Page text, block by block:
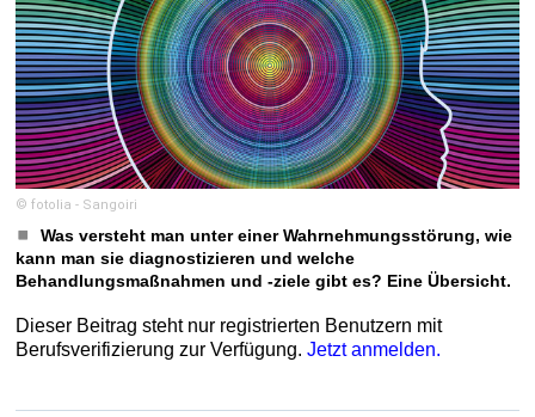
© fotolia - Sangoiri
Was versteht man unter einer Wahrnehmungsstörung, wie
kann man sie diagnostizieren und welche
Behandlungsmaßnahmen und -ziele gibt es? Eine Übersicht.
Dieser Beitrag steht nur registrierten Benutzern mit
Berufsverifizierung zur Verfügung.Jetzt anmelden.